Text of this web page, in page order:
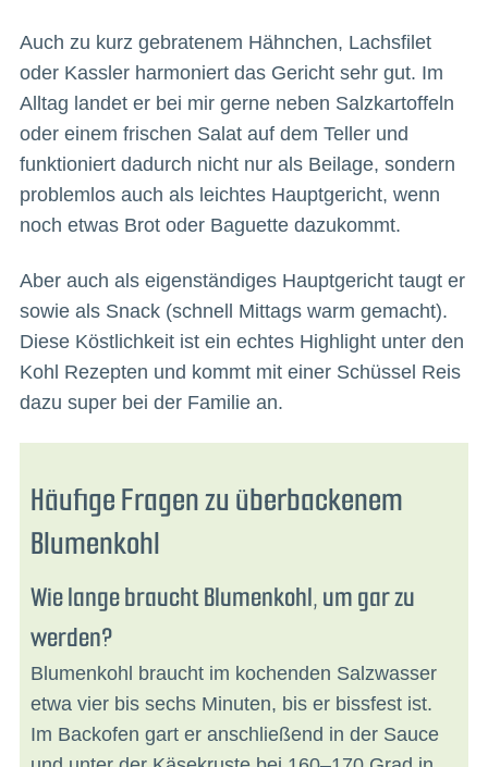
Auch zu kurz gebratenem Hähnchen, Lachsfilet
oder Kassler harmoniert das Gericht sehr gut. Im
Alltag landet er bei mir gerne neben Salzkartoffeln
oder einem frischen Salat auf dem Teller und
funktioniert dadurch nicht nur als Beilage, sondern
problemlos auch als leichtes Hauptgericht, wenn
noch etwas Brot oder Baguette dazukommt.
Aber auch als eigenständiges Hauptgericht taugt er
sowie als Snack (schnell Mittags warm gemacht).
Diese Köstlichkeit ist ein echtes Highlight unter den
Kohl Rezepten und kommt mit einer Schüssel Reis
dazu super bei der Familie an.
Häufige Fragen zu überbackenem
Blumenkohl
Wie lange braucht Blumenkohl, um gar zu
werden?
Blumenkohl braucht im kochenden Salzwasser
etwa vier bis sechs Minuten, bis er bissfest ist.
Im Backofen gart er anschließend in der Sauce